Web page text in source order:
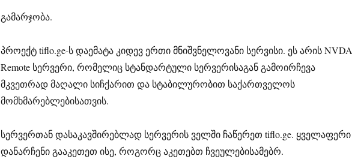
გამარჯობა.
პროექტ tiflo.ge-ს დაემატა კიდევ ერთი მნიშვნელოვანი სერვისი. ეს არის NVDA
Remote სერვერი, რომელიც სტანდარტული სერვერისაგან გამოირჩევა
მკვეთრად მაღალი სიჩქარით და სტაბილურობით საქართველოს
მომხმარებლებისათვის.
სერვერთან დასაკავშირებლად სერვერის ველში ჩაწერეთ tiflo.ge. ყველაფერი
დანარჩენი გააკეთეთ ისე, როგორც აკეთებთ ჩვეულებისამებრ.